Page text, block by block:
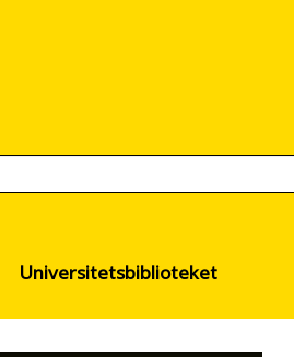
Universitetsbiblioteket